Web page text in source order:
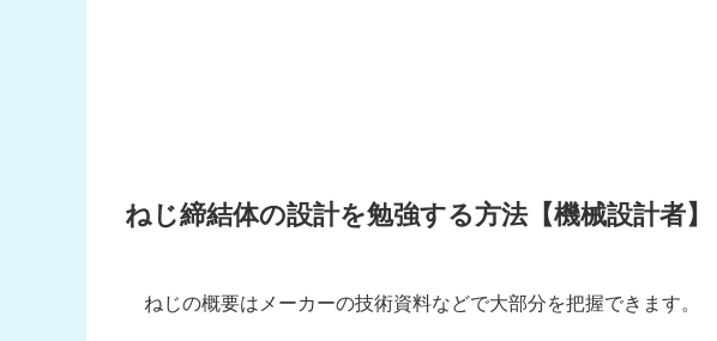
ねじ締結体の設計を勉強する方法【機械設計者】
ねじの概要はメーカーの技術資料などで大部分を把握できます。